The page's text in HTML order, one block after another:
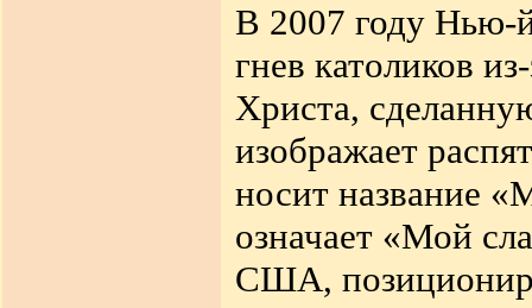
В 2007 году Нью-
гнев католиков
Христа,
изображает
носит название
означает «Мой
США,